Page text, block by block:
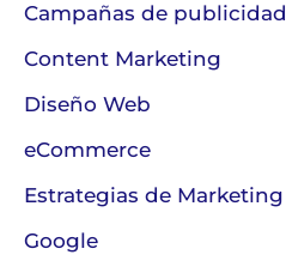
Campañas de publicidad
Content Marketing
Diseño Web
eCommerce
Estrategias de Marketing
Google